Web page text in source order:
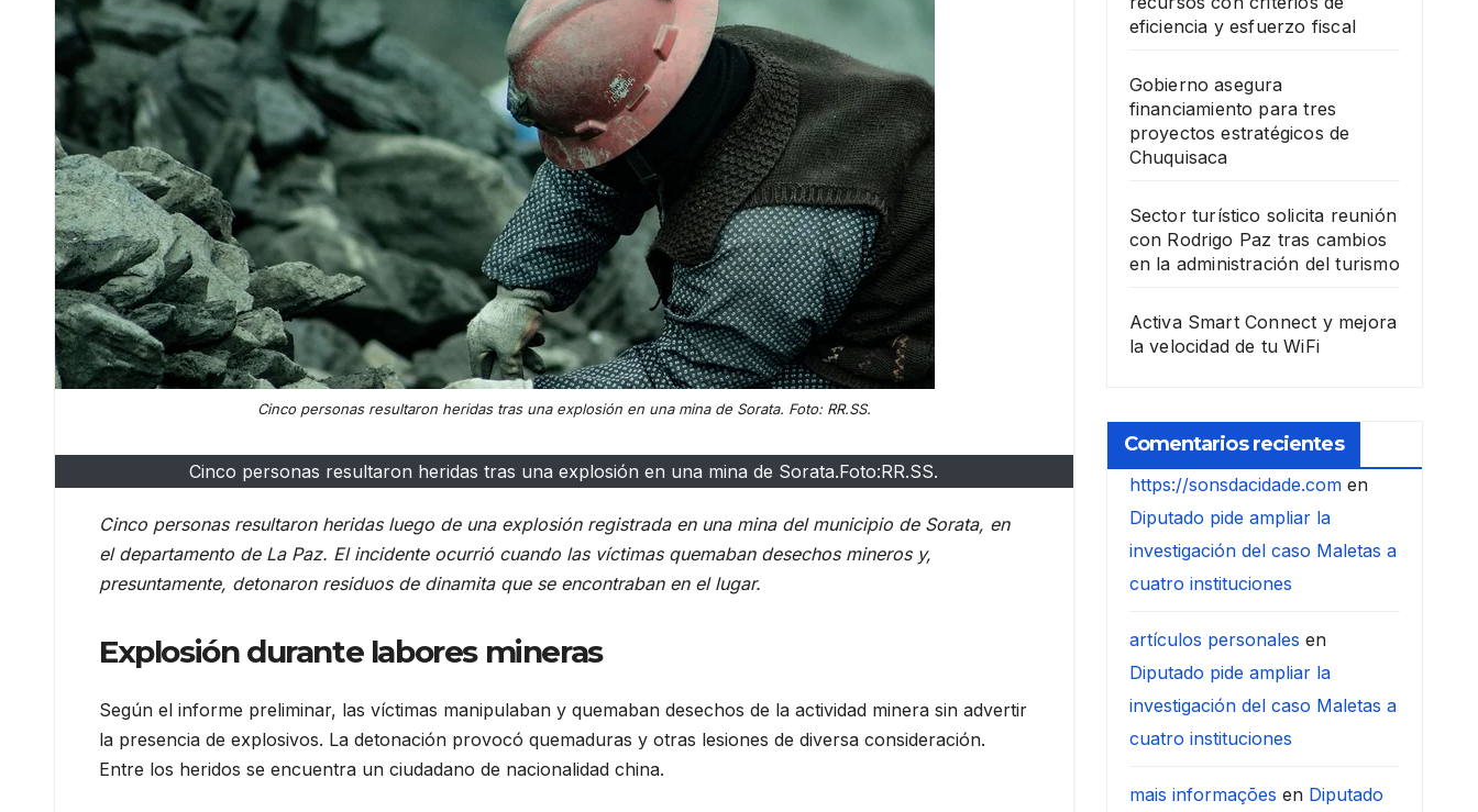
Cinco personas resultaron heridas tras una explosión en una mina de Sorata. Foto: RR.SS.
Cinco personas resultaron heridas tras una explosión en una mina de Sorata.Foto:RR.SS.
Cinco personas resultaron heridas luego de una explosión registrada en una mina del municipio de Sorata, en
el departamento de La Paz. El incidente ocurrió cuando las víctimas quemaban desechos mineros y,
presuntamente, detonaron residuos de dinamita que se encontraban en el lugar.
Explosión durante labores mineras
Según el informe preliminar, las víctimas manipulaban y quemaban desechos de la actividad minera sin advertir
la presencia de explosivos. La detonación provocó quemaduras y otras lesiones de diversa consideración.
Entre los heridos se encuentra un ciudadano de nacionalidad china.
eficiencia y esfuerzo fiscal
Gobierno asegura
financiamiento para tres
proyectos estratégicos de
Chuquisaca
Sector turístico solicita reunión
con Rodrigo Paz tras cambios
en la administración del turismo
Activa Smart Connect y mejora
la velocidad de tu WiFi
Comentarios recientes
https://sonsdacidade.comen
Diputado pide ampliar la
investigación del caso Maletas a
cuatro instituciones
artículos personales en
Diputado pide ampliar la
investigación del caso Maletas a
cuatro instituciones
mais informações en Diputado